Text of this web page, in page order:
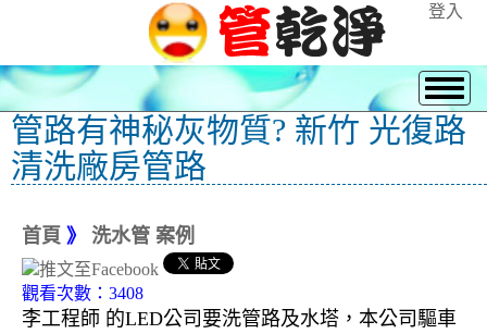
登入
管路有神秘灰物質? 新竹 光復路
清洗廠房管路
首頁 》 洗水管 案例
觀看次數：3408
李工程師 的LED公司要洗管路及水塔，本公司驅車